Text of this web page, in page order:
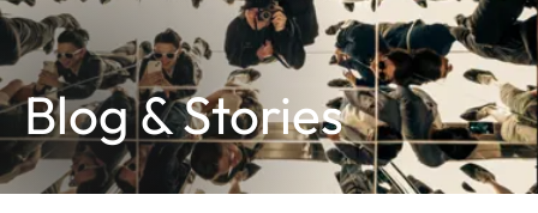
Blog & Stories